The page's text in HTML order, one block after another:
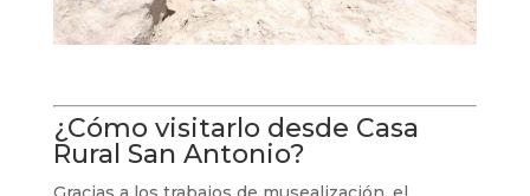
¿Cómo visitarlo desde Casa
Rural San Antonio?